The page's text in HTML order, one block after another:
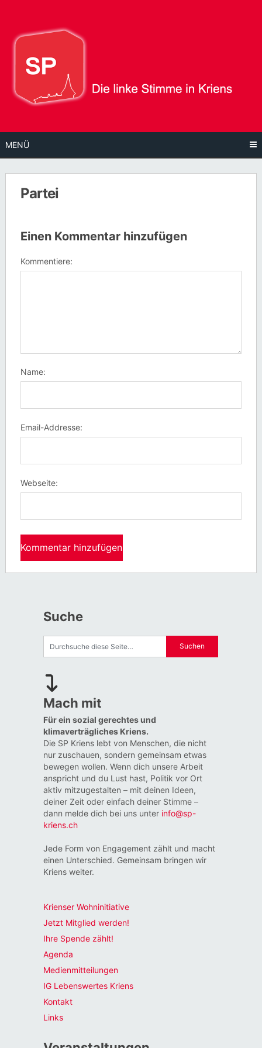
Inhalt
MENÜ
Partei
Einen Kommentar hinzufügen
Kommentiere:
Name:
Email-Addresse:
Webseite:
Suche
Mach mit
Für ein sozial gerechtes und
klimaverträgliches Kriens.
Die SP Kriens lebt von Menschen, die nicht
nur zuschauen, sondern gemeinsam etwas
bewegen wollen. Wenn dich unsere Arbeit
anspricht und du Lust hast, Politik vor Ort
aktiv mitzugestalten – mit deinen Ideen,
deiner Zeit oder einfach deiner Stimme –
dann melde dich bei uns unter info@sp-
kriens.ch
Jede Form von Engagement zählt und macht
einen Unterschied. Gemeinsam bringen wir
Kriens weiter.
Krienser Wohninitiative
Jetzt Mitglied werden!
Ihre Spende zählt!
Agenda
Medienmitteilungen
IG Lebenswertes Kriens
Kontakt
Links